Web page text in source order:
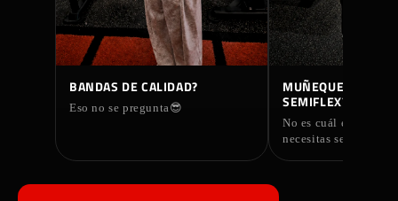
▶
BANDAS DE CALIDAD?
Eso no se pregunta😎
▶
MUÑEQUERAS
SEMIFLEX?
No es cuál es
necesitas según